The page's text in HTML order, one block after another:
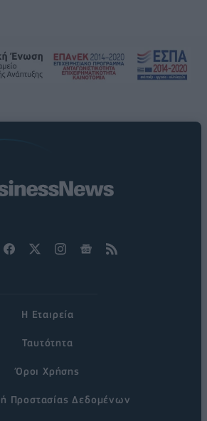
Η Εταιρεία
Ταυτότητα
Όροι Χρήσης
Προστασίας Δεδομένων